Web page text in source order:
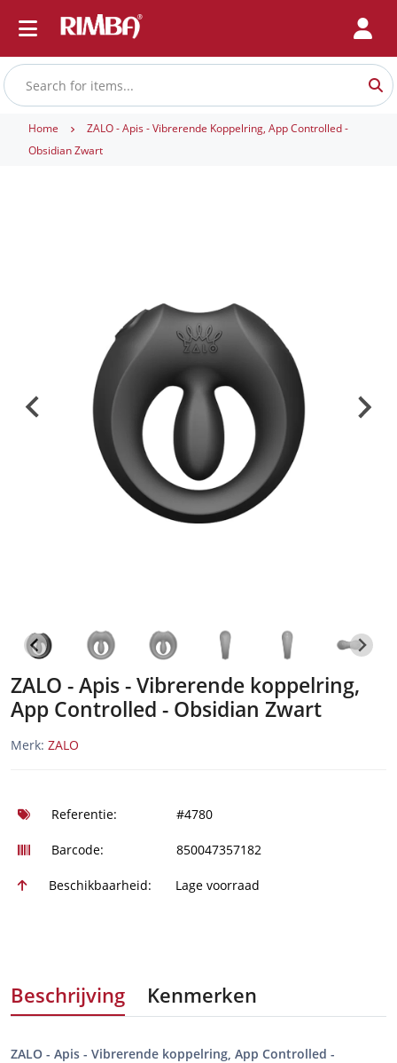
Home
ZALO - Apis - Vibrerende Koppelring, App Controlled -
Obsidian Zwart
ZALO - Apis - Vibrerende koppelring,
App Controlled - Obsidian Zwart
Merk: ZALO
Referentie: #4780
Barcode: 850047357182
Beschikbaarheid: Lage voorraad
Beschrijving Kenmerken
ZALO - Apis - Vibrerende koppelring, App Controlled -